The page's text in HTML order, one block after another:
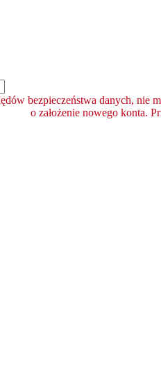
bezpieczeństwa danych,
o założenie nowego konta.